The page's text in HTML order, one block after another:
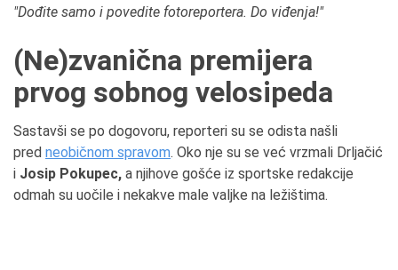
"Dođite samo i povedite fotoreportera. Do viđenja!"
(Ne)zvanična premijera
prvog sobnog velosipeda
Sastavši se po dogovoru, reporteri su se odista našli
pred neobičnom spravom. Oko nje su se već vrzmali Drljačić
i Josip Pokupec, a njihove gošće iz sportske redakcije
odmah su uočile i nekakve male valjke na ležištima.